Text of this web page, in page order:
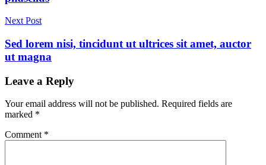
Next Post
Sed lorem nisi, tincidunt ut ultrices sit amet, auctor
ut magna
Leave a Reply
Your email address will not be published. Required fields are
marked *
Comment *